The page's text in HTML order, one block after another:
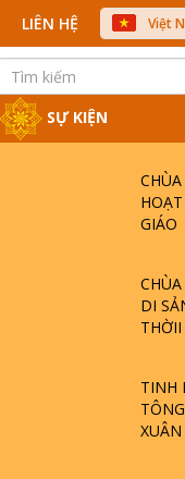
LIÊN HỆ
Việt
中文
SỰ KIỆN
GIÁO
DI
TINH